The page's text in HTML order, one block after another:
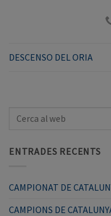
DESCENSO DEL ORIA
ENTRADES RECENTS
CAMPIONAT DE
CAMPIONS DE